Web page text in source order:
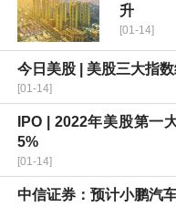
升
[01-14]
今日美股 | 美股三大指
[01-14]
IPO | 2022年美股第一
5%
[01-14]
中信证券：预计小鹏汽